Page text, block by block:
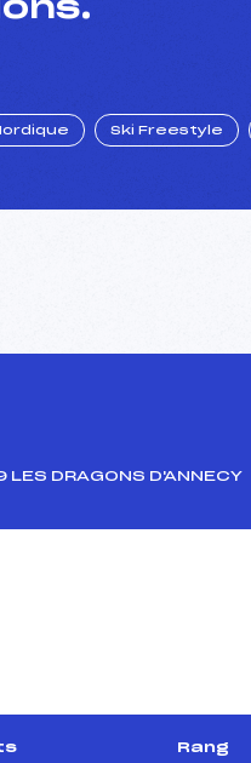
Ski Freestyle
DRAGONS D'ANNECY
Rang